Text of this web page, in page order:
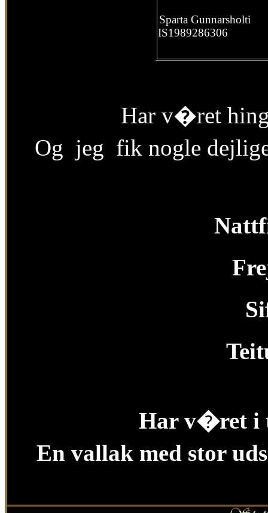
Sparta Gunnarsholti
IS1989286306
Har v�ret
Og jeg fik nogle
Har v�ret i
En vallak med stor